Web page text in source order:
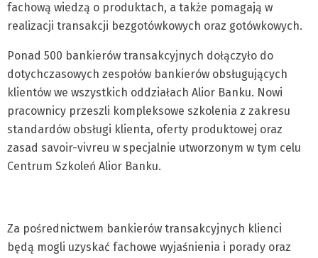
fachową wiedzą o produktach, a także pomagają w
realizacji transakcji bezgotówkowych oraz gotówkowych.
Ponad 500 bankierów transakcyjnych dołączyło do
dotychczasowych zespołów bankierów obsługujących
klientów we wszystkich oddziałach Alior Banku. Nowi
pracownicy przeszli kompleksowe szkolenia z zakresu
standardów obsługi klienta, oferty produktowej oraz
zasad savoir-vivreu w specjalnie utworzonym w tym celu
Centrum Szkoleń Alior Banku.
Za pośrednictwem bankierów transakcyjnych klienci
będą mogli uzyskać fachowe wyjaśnienia i porady oraz